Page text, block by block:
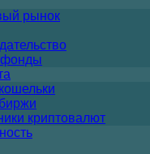
рынок
криптовалют